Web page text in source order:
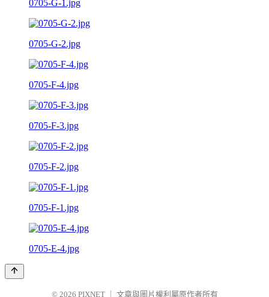
0705-G-1.jpg
0705-G-2.jpg
0705-F-4.jpg
0705-F-3.jpg
0705-F-2.jpg
0705-F-1.jpg
0705-E-4.jpg
© 2026 PIXNET 文章與圖片權利屬原作者所有